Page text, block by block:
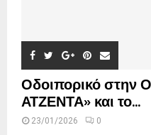
Οδοιπορικό στην
ΑΤΖΕΝΤΑ» και το...
23/01/2026 0